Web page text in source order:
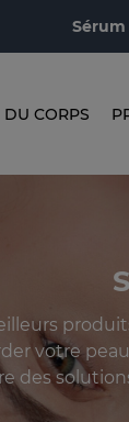
Sérum
DU CORPS
votre
des